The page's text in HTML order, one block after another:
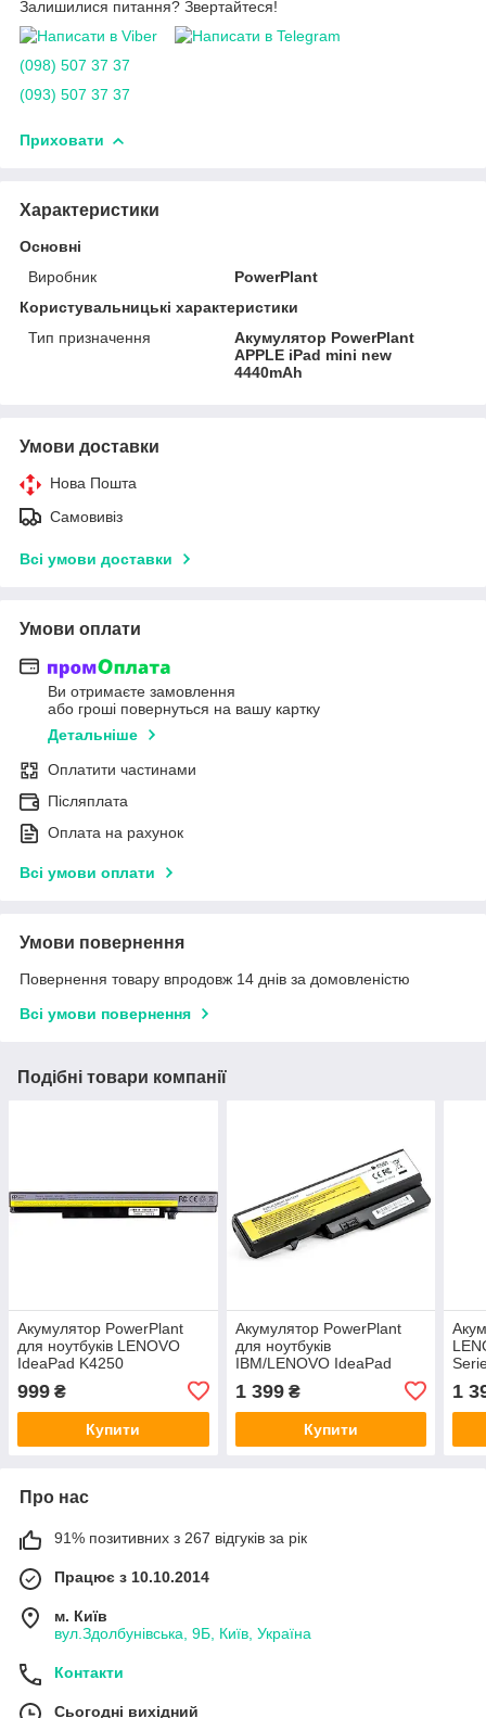
Залишилися питання? Звертайтеся!
(098) 507 37 37
(093) 507 37 37
Приховати
Характеристики
Основні
Виробник
PowerPlant
Користувальницькі характеристики
Тип призначення
Акумулятор PowerPlant
APPLE iPad mini new
4440mAh
Умови доставки
Нова Пошта
Самовивіз
Всі умови доставки
Умови оплати
Ви отримаєте замовлення
або гроші повернуться на вашу картку
Детальніше
Оплатити частинами
Післяплата
Оплата на рахунок
Всі умови оплати
Умови повернення
Повернення товару впродовж 14 днів за домовленістю
Всі умови повернення
Подібні товари компанії
Акумулятор PowerPlant
для ноутбуків LENOVO
IdeaPad K4250
2600mAh NB482054
999 ₴
Купити
Акумулятор PowerPlant
для ноутбуків
IBM/LENOVO IdeaPad
G460 (L09L6Y02, LE G460
3S2P) 11.1 V 5200mAh
1 399₴
Купити
1
Про нас
91% позитивних з 267 відгуків за рік
Працює з 10.10.2014
м. Київ
вул.Здолбунівська, 9Б, Київ, Україна
Контакти
Сьогодні вихідний